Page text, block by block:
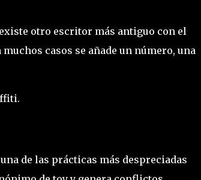
otro escritor más antiguo con el
casos se añade un número, una
de las prácticas más despreciadas